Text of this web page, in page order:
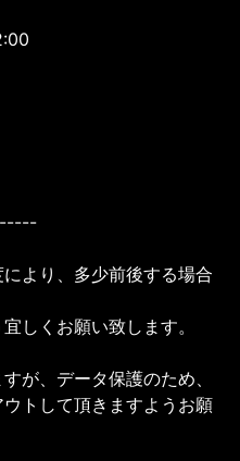
より、多少前後する場合
しくお願い致します。
が、データ保護のため、
トして頂きますようお願